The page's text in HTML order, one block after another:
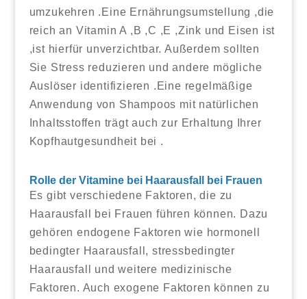
umzukehren .Eine Ernährungsumstellung ,die
reich an Vitamin A ,B ,C ,E ,Zink und Eisen ist
,ist hierfür unverzichtbar. Außerdem sollten
Sie Stress reduzieren und andere mögliche
Auslöser identifizieren .Eine regelmäßige
Anwendung von Shampoos mit natürlichen
Inhaltsstoffen trägt auch zur Erhaltung Ihrer
Kopfhautgesundheit bei .
Rolle der Vitamine bei Haarausfall bei Frauen
Es gibt verschiedene Faktoren, die zu
Haarausfall bei Frauen führen können. Dazu
gehören endogene Faktoren wie hormonell
bedingter Haarausfall, stressbedingter
Haarausfall und weitere medizinische
Faktoren. Auch exogene Faktoren können zu